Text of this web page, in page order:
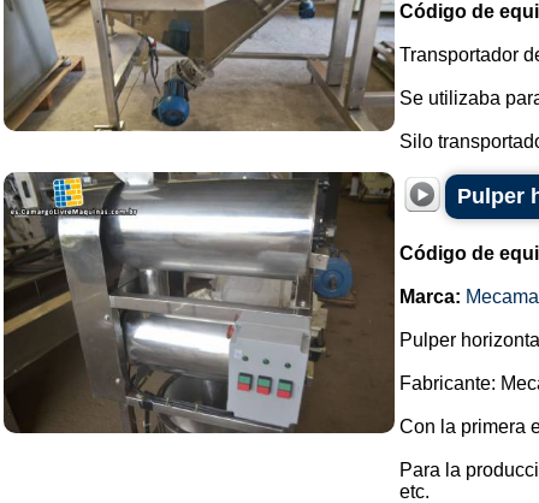
Código de
Transportador
Se utilizaba
Silo
Pulper
Código de
Marca:
Pulper
Fabricante:
Con la primera
Para la
etc.